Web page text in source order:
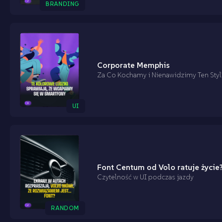
BRANDING
UI
Corporate Memphis
Za Co Kochamy i Nienawidzimy Ten
RANDOM
Font Centum od Volo ratuje
Czytelność w UI podczas jazdy